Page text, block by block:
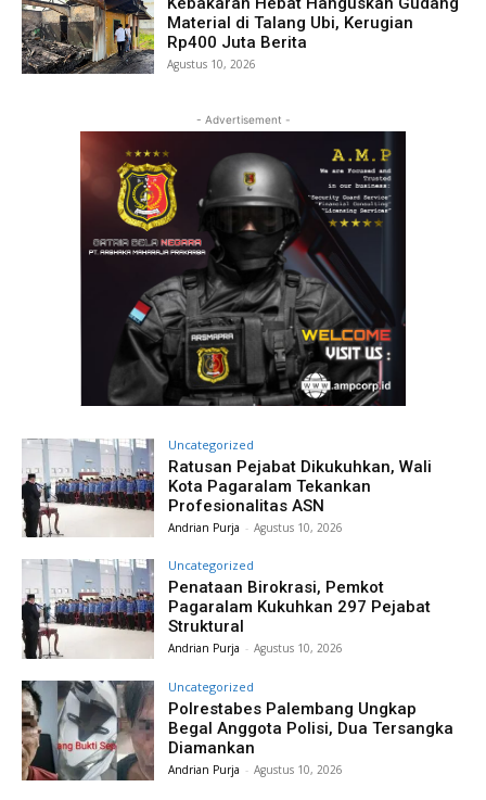
Material di Talang Ubi, Kerugian
Rp400 Juta Berita
Agustus 10, 2026
- Advertisement -
Uncategorized
Ratusan Pejabat Dikukuhkan, Wali
Kota Pagaralam Tekankan
Profesionalitas ASN
Andrian Purja - Agustus 10, 2026
Uncategorized
Penataan Birokrasi, Pemkot
Pagaralam Kukuhkan 297 Pejabat
Struktural
Andrian Purja - Agustus 10, 2026
Uncategorized
Polrestabes Palembang Ungkap
Begal Anggota Polisi, Dua Tersangka
Diamankan
Andrian Purja - Agustus 10, 2026